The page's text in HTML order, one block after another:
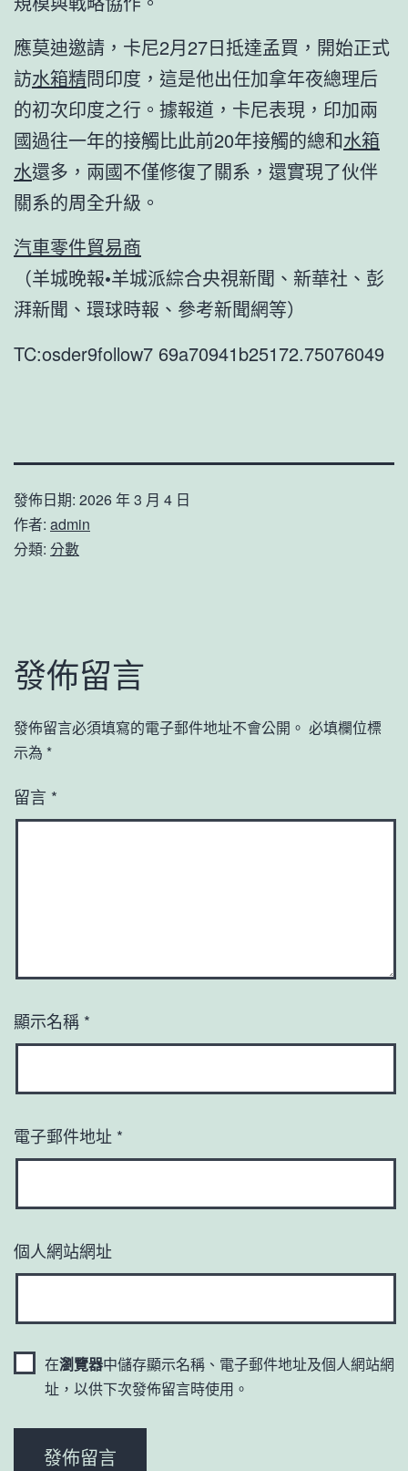
應莫迪邀請，卡尼2月27日抵達孟買，開始正式
訪水箱精問印度，這是他出任加拿年夜總理后
的初次印度之行。據報道，卡尼表現，印加兩
國過往一年的接觸比此前20年接觸的總和水箱
水還多，兩國不僅修復了關系，還實現了伙伴
關系的周全升級。
汽車零件貿易商
（羊城晚報•羊城派綜合央視新聞、新華社、彭
湃新聞、環球時報、參考新聞網等）
TC:osder9follow7 69a70941b25172.75076049
發佈日期: 2026 年 3 月 4 日
作者: admin
分類: 分數
發佈留言
發佈留言必須填寫的電子郵件地址不會公開。 必填欄位標
示為 *
留言 *
顯示名稱 *
電子郵件地址 *
個人網站網址
在瀏覽器中儲存顯示名稱、電子郵件地址及個人網站網
址，以供下次發佈留言時使用。